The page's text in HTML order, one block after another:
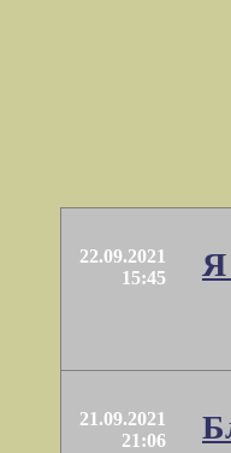
22.09.2021
15:45
Я
21.09.2021
21:06